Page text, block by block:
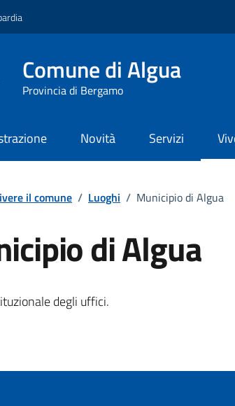
Comune di Algua
Provincia di Bergamo
Novità Servizi
il comune / Luoghi / Municipio di Algua
di Algua
degli uffici.